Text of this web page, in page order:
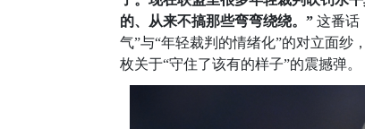
的、从来不搞那些弯弯绕绕。” 这番话
气”与“年轻裁判的情绪化”的对立面纱
枚关于“守住了该有的样子”的震撼弹。